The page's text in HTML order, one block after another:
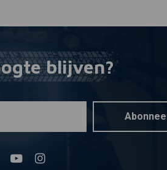
€67,18
blijven?